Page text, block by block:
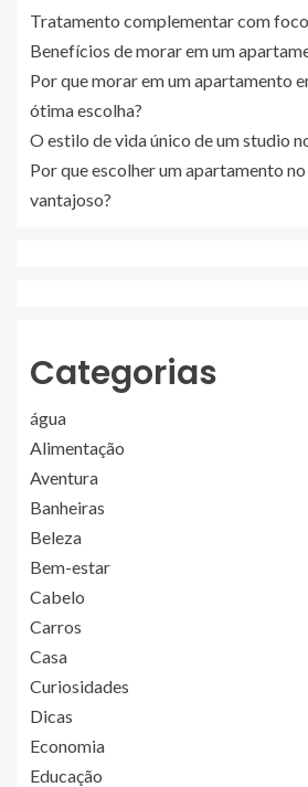
Tratamento complementar com
Benefícios de morar em um
Por que morar em um apartamento
ótima escolha?
O estilo de vida único de um studio
Por que escolher um apartamento
vantajoso?
Categorias
água
Alimentação
Aventura
Banheiras
Beleza
Bem-estar
Cabelo
Carros
Casa
Curiosidades
Dicas
Economia
Educação